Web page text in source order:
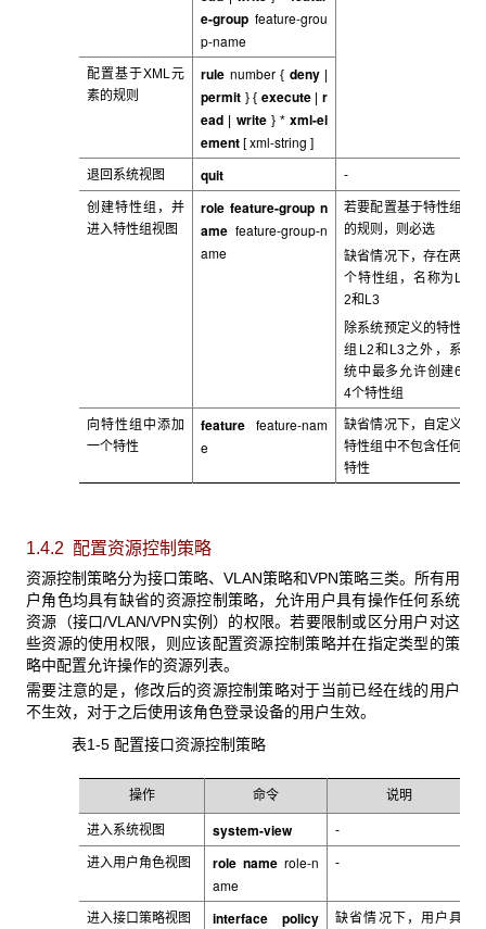
e-group feature-grou
p-name
配置基于XML元
素的规则
rule number{ deny
permit } { execute| r
ead
write } * xml-el
ement [xml-string]
退回系统视图 quit -
创建特性组，并
进入特性组视图
role feature-group n
ame feature-group-n
ame
若要配置基于特性组
的规则，则必选
缺省情况下，存在两
个特性组，名称为L
2和L3
除系统预定义的特性
组L2和L3之外，系
统中最多允许创建6
4个特性组
向特性组中添加
一个特性
feature feature-nam
e
缺省情况下，自定义
特性组中不包含任何
特性
1.4.2 配置资源控制策略
资源控制策略分为接口策略、VLAN策略和VPN策略三类。所有用
户角色均具有缺省的资源控制策略，允许用户具有操作任何系统
资源（接口/VLAN/VPN实例）的权限。若要限制或区分用户对这
些资源的使用权限，则应该配置资源控制策略并在指定类型的策
略中配置允许操作的资源列表。
需要注意的是，修改后的资源控制策略对于当前已经在线的用户
不生效，对于之后使用该角色登录设备的用户生效。
表1-5 配置接口资源控制策略
操作 命令 说明
进入系统视图 system-view -
进入用户角色视图 role name role-n
ame
-
进入接口策略视图
interface policy
缺省情况下，用户具